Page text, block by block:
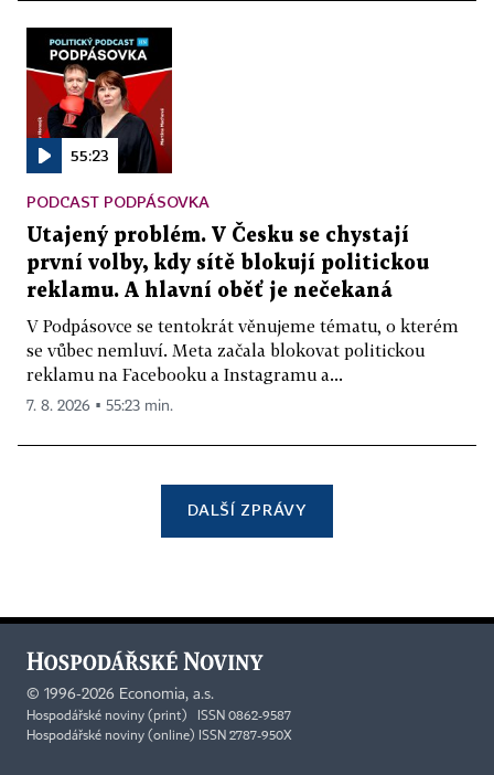
55:23
PODCAST PODPÁSOVKA
Utajený problém. V Česku se chystají
první volby, kdy sítě blokují politickou
reklamu. A hlavní oběť je nečekaná
V Podpásovce se tentokrát věnujeme tématu, o kterém
se vůbec nemluví. Meta začala blokovat politickou
reklamu na Facebooku a Instagramu a...
7. 8. 2026 ▪ 55:23 min.
DALŠÍ ZPRÁVY
© 1996-2026 Economia, a.s.
Hospodářské noviny (print) ISSN 0862-9587
Hospodářské noviny (online) ISSN 2787-950X